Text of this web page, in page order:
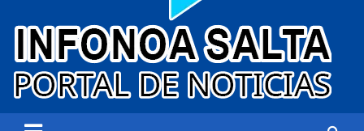
Infonoa Salta